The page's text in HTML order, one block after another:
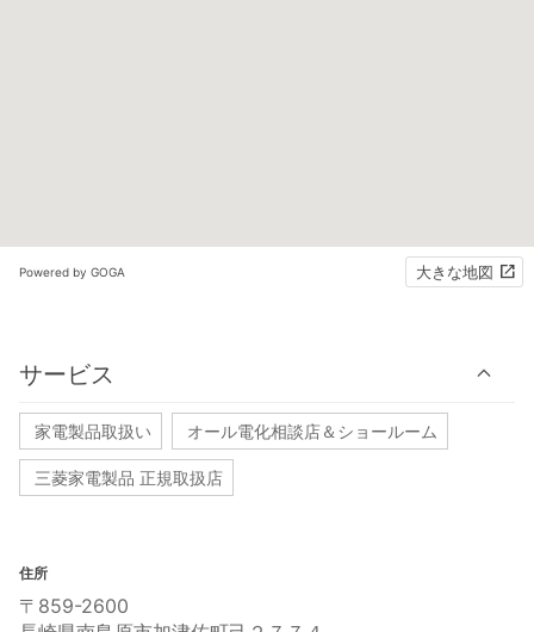
Powered by GOGA 大きな地図
サービス
家電製品取扱い オール電化相談店＆ショールーム
三菱家電製品 正規取扱店
住所
〒859-2600